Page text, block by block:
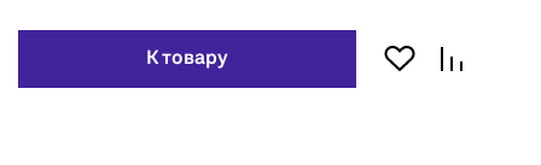
К товару